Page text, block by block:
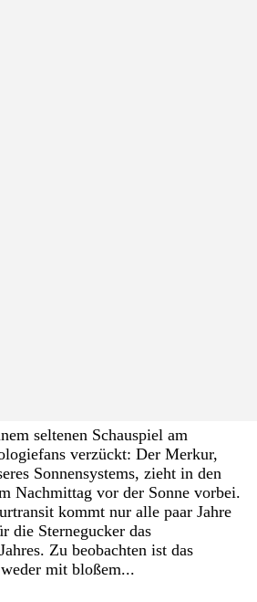
seltenen Schauspiel am
verzückt: Der Merkur,
Sonnensystems, zieht in den
Nachmittag vor der Sonne vorbei.
kommt nur alle paar Jahre
die Sternegucker das
Zu beobachten ist das
mit bloßem...